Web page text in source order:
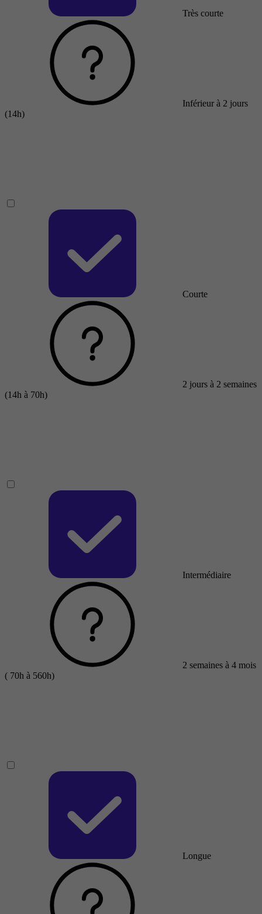
Très courte
Inférieur à 2 jours
(14h)
Courte
2 jours à 2 semaines
(14h à 70h)
Intermédiaire
2 semaines à 4 mois
( 70h à 560h)
Longue